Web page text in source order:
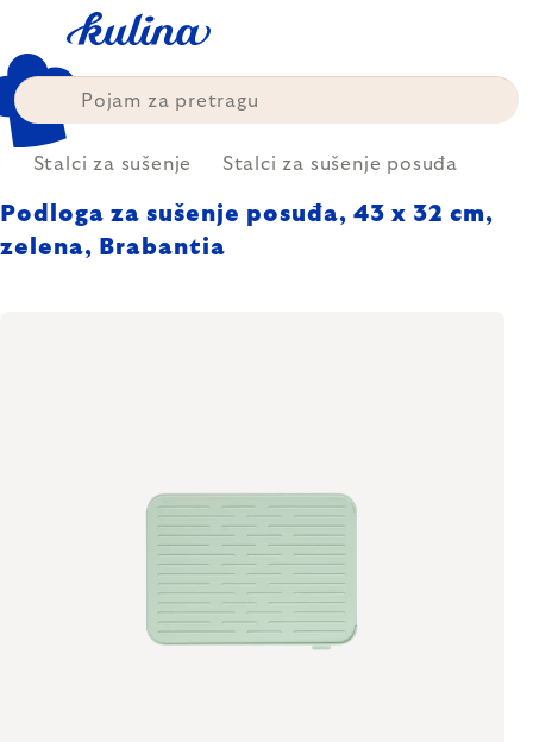
content
Stalci za sušenje Stalci za sušenje posuđa
Podloga za sušenje posuđa, 43 x 32 cm,
zelena, Brabantia